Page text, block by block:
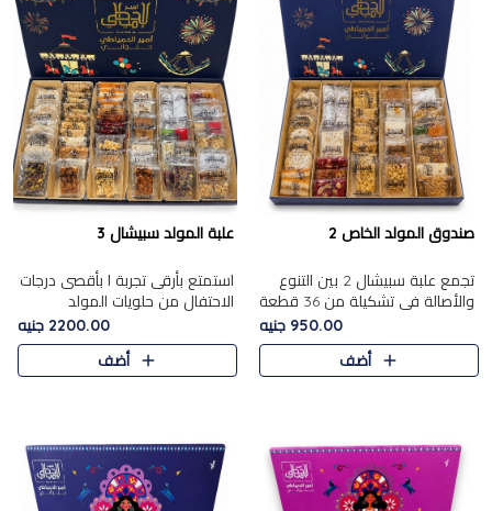
صندوق المولد الخاص 2
تجمع علبة سبيشال 2 بين التنوع
والأصالة في تشكيلة من 36 قطعة
تضم أشهر حلويات المولد الشرقية.
تحتوي العلبة على الجزرية بالفول،
والجزرية بالبن..
950.00 جنيه
أضف
علبة المولد سبيشال 3
استمتع بأرقى تجربة ا بأقصى درجات
الاحتفال من حلويات المولد
المصريه الأصيلة مع هذه الفخامة
مع علبة سبيشال 3 التي تضم 56
قطعة من تشكيلة استثن..
2200.00 جنيه
أضف